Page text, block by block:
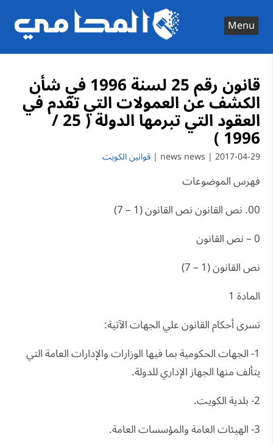
content
Menu
قانون رقم 25 لسنة 1996 في شأن
الكشف عن العمولات التي تقدم في
العقود التي تبرمها الدولة ( 25 /
1996 )
2017-04-29 | news news | قوانين الكويت
فهرس الموضوعات
00. نص القانون نص القانون (1 – 7)
0 – نص القانون
نص القانون (1 – 7)
المادة 1
تسرى أحكام القانون علي الجهات الآتية:
1- الجهات الحكومية بما فيها الوزارات والإدارات العامة التي
يتألف منها الجهاز الإداري للدولة.
2- بلدية الكويت.
3- الهيئات العامة والمؤسسات العامة.